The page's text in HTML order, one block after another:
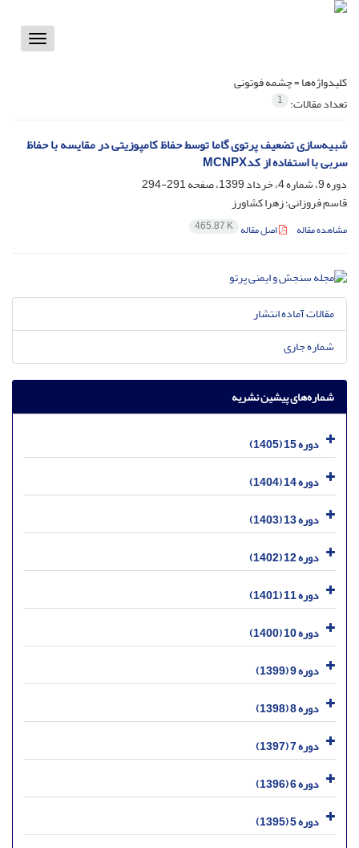
Toggle
کلیدواژه‌ها =چشمه فوتونی
تعداد مقالات: 1
شبیه‌سازی تضعیف پرتوی گاما توسط حفاظ کامپوزیتی در مقایسه با حفاظ
سربی با استفاده از کدMCNPX
دوره 9، شماره 4، خرداد 1399، صفحه
291-294
قاسم فروزانی؛ زهرا کشاورز
مشاهده مقاله اصل مقاله 465.87 K
مقالات آماده انتشار
شماره جاری
شماره‌های پیشین نشریه
دوره 15 (1405)
دوره 14 (1404)
دوره 13 (1403)
دوره 12 (1402)
دوره 11 (1401)
دوره 10 (1400)
دوره 9 (1399)
دوره 8 (1398)
دوره 7 (1397)
دوره 6 (1396)
دوره 5 (1395)